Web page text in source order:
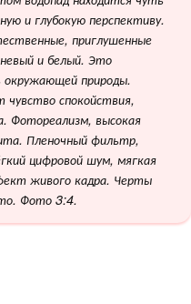
и глубокую перспективу.
приглушенные
и белый. Это
природы.
спокойствия,
Фотореализм, высокая
Пленочный фильтр,
цифровой шум, мягкая
живого кадра. Черты
Фото 3:4.